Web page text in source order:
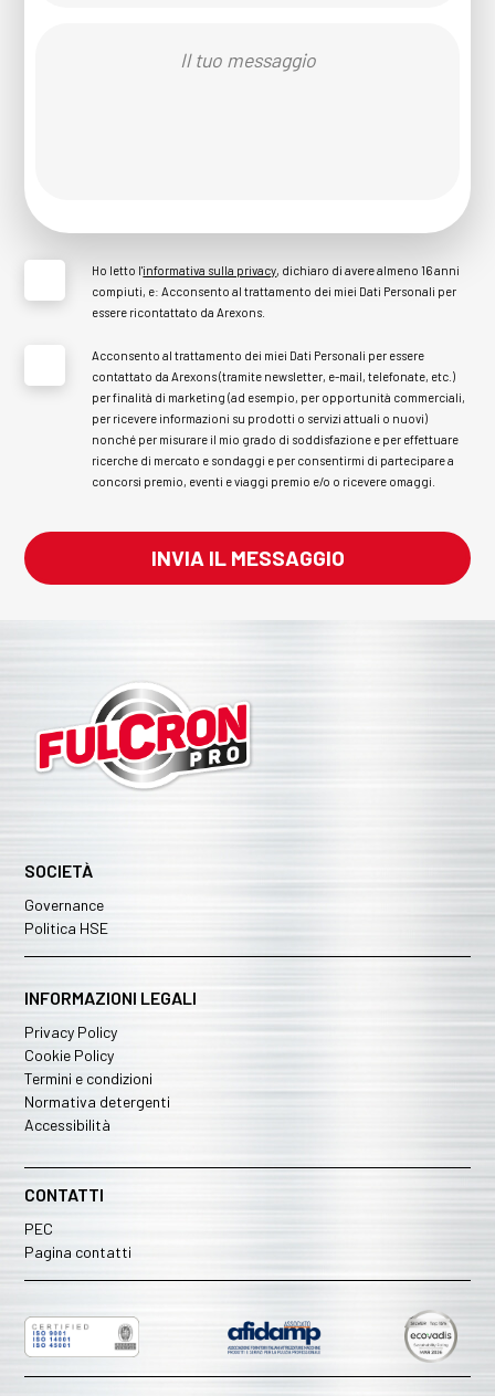
Ho letto l'informativa sulla privacy, dichiaro di avere almeno 16 anni
compiuti, e: Acconsento al trattamento dei miei Dati Personali per
essere ricontattato da Arexons.
Acconsento al trattamento dei miei Dati Personali per essere
contattato da Arexons (tramite newsletter, e-mail, telefonate, etc.)
per finalità di marketing (ad esempio, per opportunità commerciali,
per ricevere informazioni su prodotti o servizi attuali o nuovi)
nonché per misurare il mio grado di soddisfazione e per effettuare
ricerche di mercato e sondaggi e per consentirmi di partecipare a
concorsi premio, eventi e viaggi premio e/o o ricevere omaggi.
SOCIETÀ
Governance
Politica HSE
INFORMAZIONI LEGALI
Privacy Policy
Cookie Policy
Termini e condizioni
Normativa detergenti
Accessibilità
CONTATTI
PEC
Pagina contatti